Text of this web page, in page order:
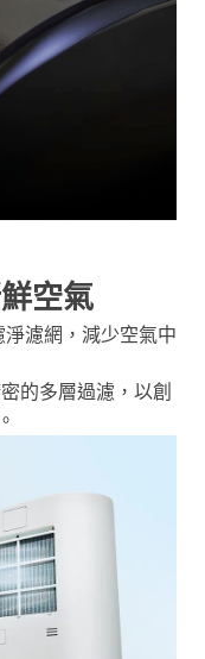
空氣
濾網，減少空氣中
的多層過濾，以創